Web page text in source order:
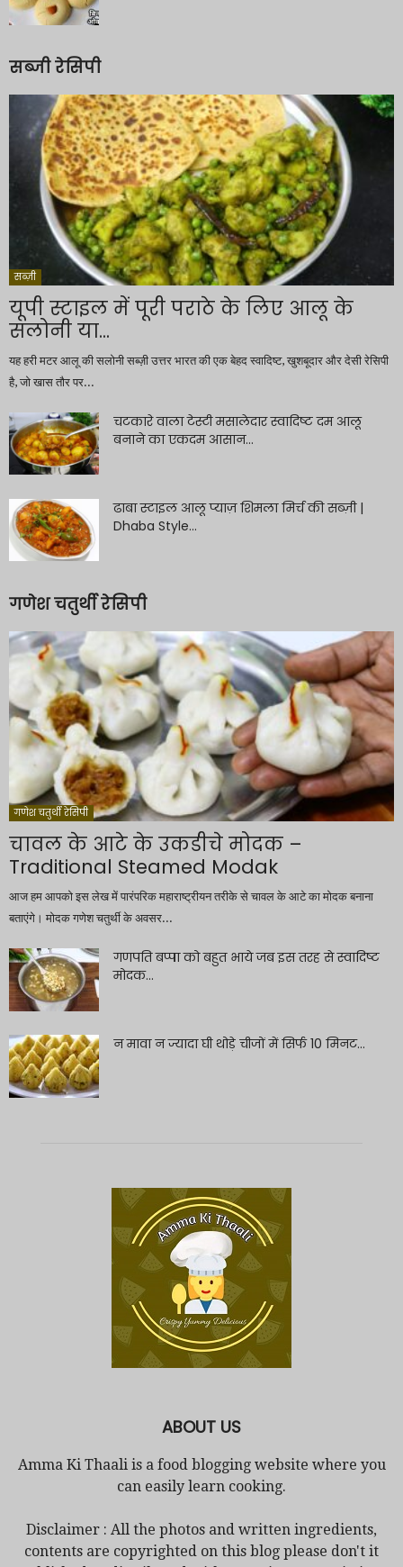
सब्जी रेसिपी
सब्ज़ी
यूपी स्टाइल में पूरी पराठे के लिए आलू के
सलोनी या...
यह हरी मटर आलू की सलोनी सब्ज़ी उत्तर भारत की एक बेहद स्वादिष्ट, खुशबूदार और देसी रेसिपी
है, जो खास तौर पर...
चटकारे वाला टेस्टी मसालेदार स्वादिष्ट दम आलू
बनाने का एकदम आसान...
ढाबा स्टाइल आलू प्याज़ शिमला मिर्च की सब्ज़ी |
Dhaba Style...
गणेश चतुर्थी रेसिपी
गणेश चतुर्थी रेसिपी
चावल के आटे के उकडीचे मोदक –
Traditional Steamed Modak
आज हम आपको इस लेख में पारंपरिक महाराष्ट्रीयन तरीके से चावल के आटे का मोदक बनाना
बताएंगे। मोदक गणेश चतुर्थी के अवसर...
गणपति बप्पा को बहुत भाये जब इस तरह से स्वादिष्ट
मोदक...
न मावा न ज्यादा घी थोड़े चीजों में सिर्फ 10 मिनट...
ABOUT US
Amma Ki Thaali is a food blogging website where you
can easily learn cooking.
Disclaimer : All the photos and written ingredients,
contents are copyrighted on this blog please don't it